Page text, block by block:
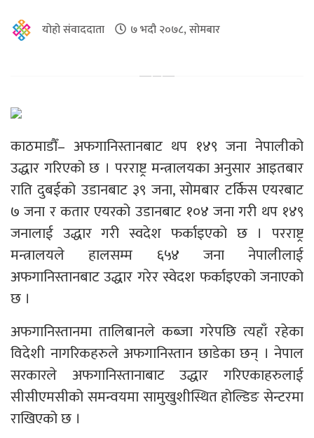
योहो संवाददाता ७ भदौ २०७८, सोमबार
काठमाडौँ– अफगानिस्तानबाट थप १४९ जना नेपालीको
उद्धार गरिएको छ । परराष्ट्र मन्त्रालयका अनुसार आइतबार
राति दुबईको उडानबाट ३९ जना, सोमबार टर्किस एयरबाट
७ जना र कतार एयरको उडानबाट १०४ जना गरी थप १४९
जनालाई उद्धार गरी स्वदेश फर्काइएको छ । परराष्ट्र
मन्त्रालयले हालसम्म ६५४ जना नेपालीलाई
अफगानिस्तानबाट उद्धार गरेर स्वेदश फर्काइएको जनाएको
छ ।
अफगानिस्तानमा तालिबानले कब्जा गरेपछि त्यहाँ रहेका
विदेशी नागरिकहरुले अफगानिस्तान छाडेका छन् । नेपाल
सरकारले अफगानिस्तानाबाट उद्धार गरिएकाहरुलाई
सीसीएमसीको समन्वयमा सामुखुशीस्थित होल्डिङ सेन्टरमा
राखिएको छ ।